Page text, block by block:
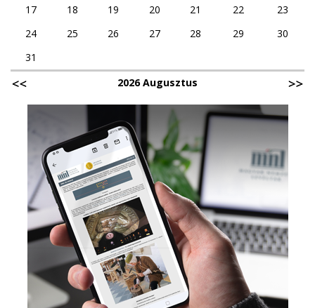
17
18 19 20 21 22
23
24
25 26 27 28 29
30
31
2026 Augusztus